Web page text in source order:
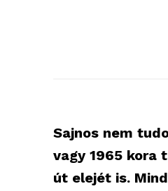
Sajnos nem
vagy 1965 kora
út elejét is.